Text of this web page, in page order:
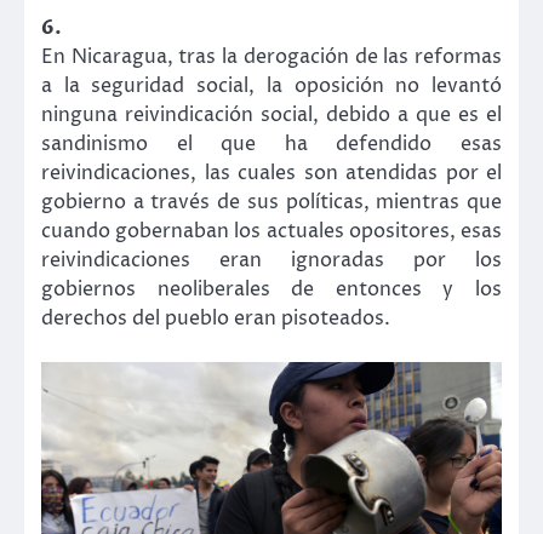
6.
En Nicaragua, tras la derogación de las reformas
a la seguridad social, la oposición no levantó
ninguna reivindicación social, debido a que es el
sandinismo el que ha defendido esas
reivindicaciones, las cuales son atendidas por el
gobierno a través de sus políticas, mientras que
cuando gobernaban los actuales opositores, esas
reivindicaciones eran ignoradas por los
gobiernos neoliberales de entonces y los
derechos del pueblo eran pisoteados.